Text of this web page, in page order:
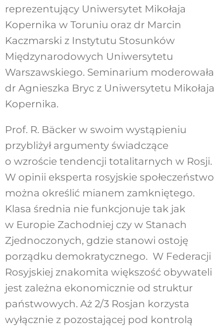
reprezentujący Uniwersytet Mikołaja
Kopernika w Toruniu oraz dr Marcin
Kaczmarski z Instytutu Stosunków
Międzynarodowych Uniwersytetu
Warszawskiego. Seminarium moderowała
dr Agnieszka Bryc z Uniwersytetu Mikołaja
Kopernika.
Prof. R. Bäcker w swoim wystąpieniu
przybliżył argumenty świadczące
o wzroście tendencji totalitarnych w Rosji.
W opinii eksperta rosyjskie społeczeństwo
można określić mianem zamkniętego.
Klasa średnia nie funkcjonuje tak jak
w Europie Zachodniej czy w Stanach
Zjednoczonych, gdzie stanowi ostoję
porządku demokratycznego. W Federacji
Rosyjskiej znakomita większość obywateli
jest zależna ekonomicznie od struktur
państwowych. Aż 2/3 Rosjan korzysta
wyłącznie z pozostającej pod kontrolą